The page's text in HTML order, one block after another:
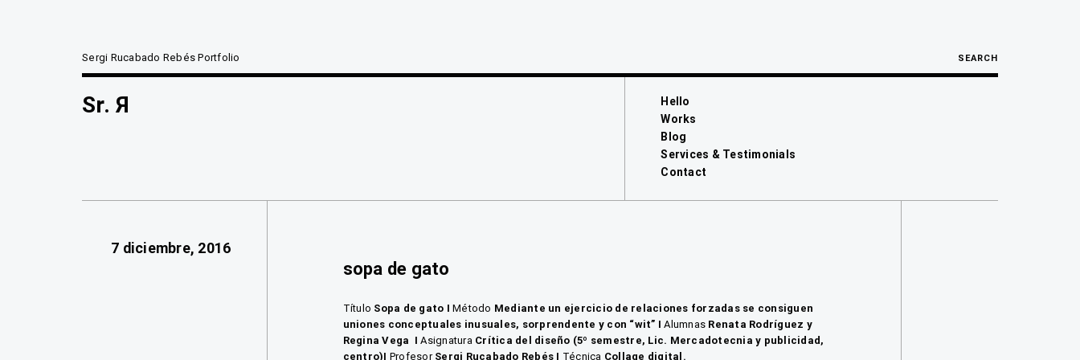
Sergi Rucabado Rebés Portfolio SEARCH
Sr. Я
Hello
Works
Blog
Services & Testimonials
Contact
7 diciembre, 2016
sopa de gato
Título Sopa de gato I Método Mediante un ejercicio de relaciones forzadas se consiguen
uniones conceptuales inusuales, sorprendente y con “wit” I Alumnas Renata Rodríguez y
Regina Vega I Asignatura Crítica del diseño (5º semestre, Lic. Mercadotecnia y publicidad,
centro)I Profesor Sergi Rucabado Rebés I Técnica Collage digital.